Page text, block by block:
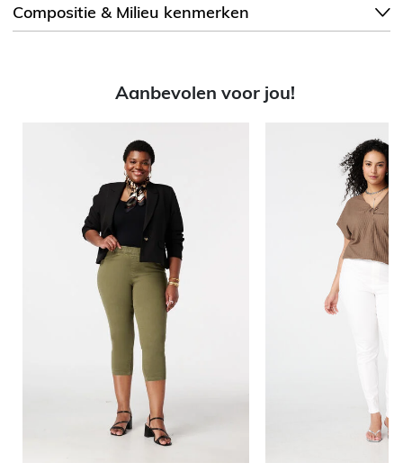
Compositie & Milieu kenmerken
Aanbevolen voor jou!